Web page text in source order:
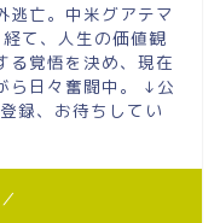
逃亡。中米グアテマ
て、人生の価値観
る覚悟を決め、現在
ら日々奮闘中。 ↓公
録、お待ちしてい